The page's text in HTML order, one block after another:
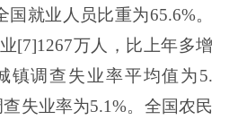
国就业人员比重为65.6%。
[7]1267万人，比上年多增
镇调查失业率平均值为5.
失业率为5.1%。全国农民